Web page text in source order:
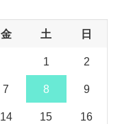
金 土 日
1 2
7 8 9
14 15 16